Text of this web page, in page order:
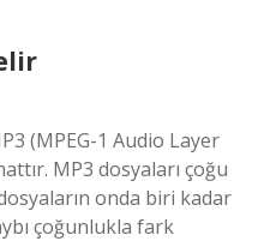
(MPEG-1 Audio Layer
MP3 dosyaları çoğu
dosyaların onda biri kadar
çoğunlukla fark